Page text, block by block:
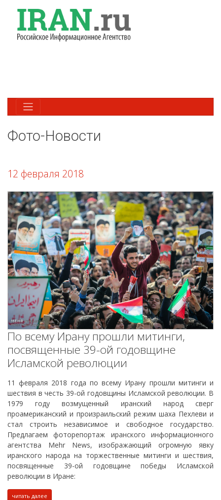
Фото-Новости
12 февраля 2018
По всему Ирану прошли митинги,
посвященные 39-ой годовщине
Исламской революции
11 февраля 2018 года по всему Ирану прошли митинги и
шествия в честь 39-ой годовщины Исламской революции. В
1979 году возмущенный иранский народ сверг
проамериканский и произраильский режим шаха Пехлеви и
стал строить независимое и свободное государство.
Предлагаем фоторепортаж иранского информационного
агентства Mehr News, изображающий огромную явку
иранского народа на торжественные митинги и шествия,
посвященные 39-ой годовщине победы Исламской
революции в Иране:
читать далее